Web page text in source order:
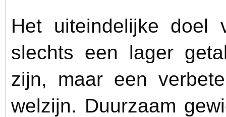
Het uiteindelijke doel
slechts een lager
zijn, maar een
welzijn. Duurzaam